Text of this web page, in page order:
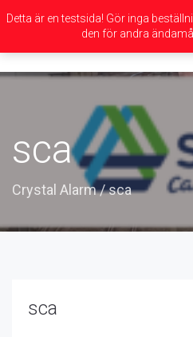
navigation
sca
Crystal Alarm/sca
sca
Detta är en testsida! Gör inga
den för andra